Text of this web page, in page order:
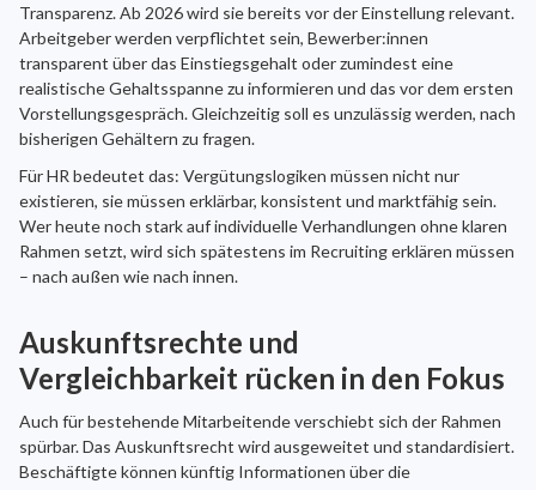
Transparenz. Ab 2026 wird sie bereits vor der Einstellung relevant.
Arbeitgeber werden verpflichtet sein, Bewerber:innen
transparent über das Einstiegsgehalt oder zumindest eine
realistische Gehaltsspanne zu informieren und das vor dem ersten
Vorstellungsgespräch. Gleichzeitig soll es unzulässig werden, nach
bisherigen Gehältern zu fragen.
Für HR bedeutet das: Vergütungslogiken müssen nicht nur
existieren, sie müssen erklärbar, konsistent und marktfähig sein.
Wer heute noch stark auf individuelle Verhandlungen ohne klaren
Rahmen setzt, wird sich spätestens im Recruiting erklären müssen
– nach außen wie nach innen.
Auskunftsrechte und
Vergleichbarkeit rücken in den Fokus
Auch für bestehende Mitarbeitende verschiebt sich der Rahmen
spürbar. Das Auskunftsrecht wird ausgeweitet und standardisiert.
Beschäftigte können künftig Informationen über die